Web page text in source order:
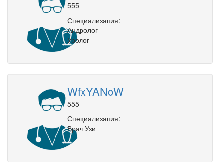
555
Специализация:
Андролог
Уролог
WfxYANoW
555
Специализация:
Врач Узи